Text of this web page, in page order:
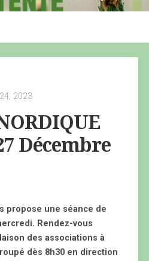
2023
Décembre
propose une séance de
Rendez-vous
des associations à
dès 8h30 en direction